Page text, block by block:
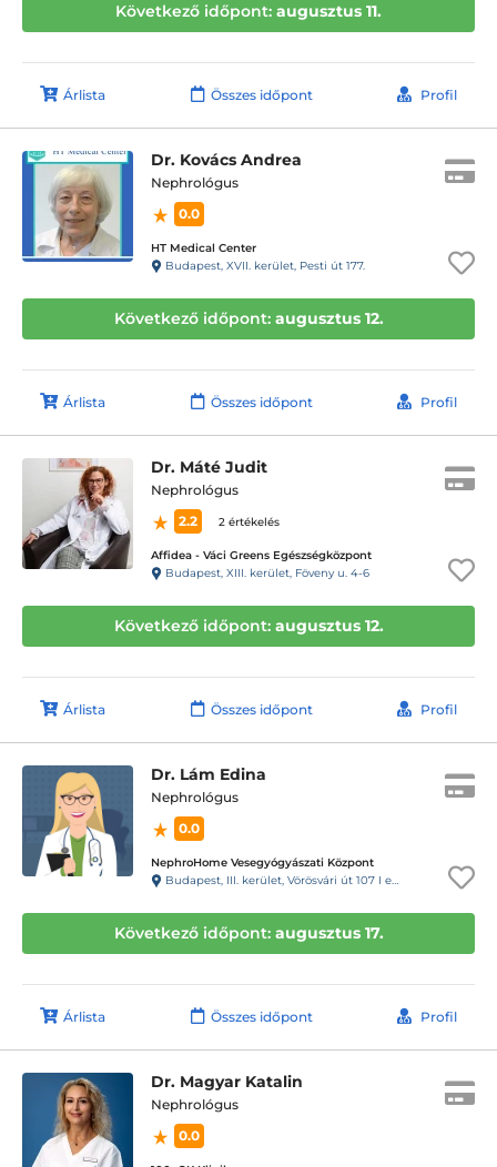
Következő időpont: augusztus 11.
Árlista Összes időpont Profil
Dr. Kovács Andrea
Nephrológus
0.0
HT Medical Center
Budapest, XVII. kerület, Pesti út 177.
Következő időpont: augusztus 12.
Árlista Összes időpont Profil
Dr. Máté Judit
Nephrológus
2.2
2 értékelés
Affidea - Váci Greens Egészségközpont
Budapest, XIII. kerület, Föveny u. 4-6
Következő időpont: augusztus 12.
Árlista Összes időpont Profil
Dr. Lám Edina
Nephrológus
0.0
NephroHome Vesegyógyászati Központ
Budapest, III. kerület, Vörösvári út 107 I emelet 4-5 ajtó; Bejárat: Hévízi út felől Kapucsengő: 14-15
Következő időpont: augusztus 17.
Árlista Összes időpont Profil
Dr. Magyar Katalin
Nephrológus
0.0